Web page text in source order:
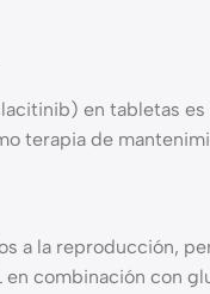
en tabletas
terapia de
a la reproducción,
en combinación con